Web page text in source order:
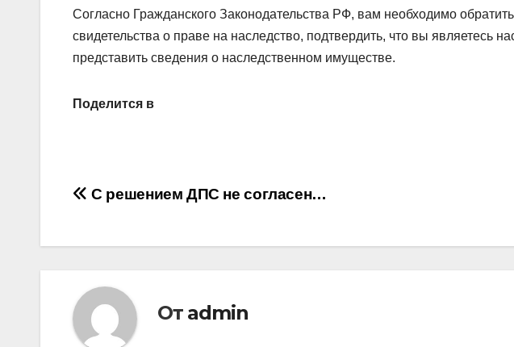
Согласно Гражданского Законодательства РФ, вам необходимо
свидетельства о праве на наследство, подтвердить, что вы являетесь
представить сведения о наследственном имуществе.
Поделится в
Навигация
С решением ДПС не согласен…
От admin